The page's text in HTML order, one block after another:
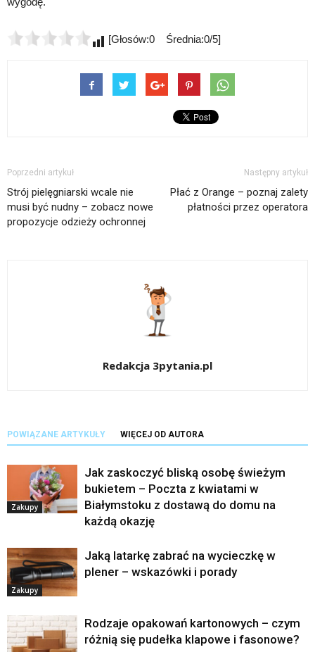
[Głosów:0 Średnia:0/5]
Poprzedni artykuł
Strój pielęgniarski wcale nie
musi być nudny – zobacz nowe
propozycje odzieży ochronnej
Następny artykuł
Płać z Orange – poznaj zalety
płatności przez operatora
Redakcja 3pytania.pl
POWIĄZANE ARTYKUŁY WIĘCEJ OD AUTORA
Zakupy
Jak zaskoczyć bliską osobę świeżym
bukietem – Poczta z kwiatami w
Białymstoku z dostawą do domu na
każdą okazję
Zakupy
Jaką latarkę zabrać na wycieczkę w
plener – wskazówki i porady
Rodzaje opakowań kartonowych – czym
różnią się pudełka klapowe i fasonowe?